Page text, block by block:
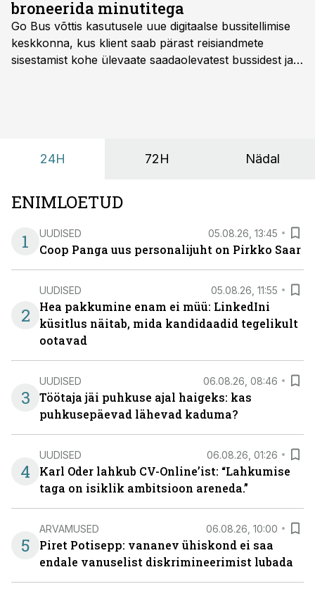
broneerida minutitega
Go Bus võttis kasutusele uue digitaalse bussitellimise
keskkonna, kus klient saab pärast reisiandmete
sisestamist kohe ülevaate saadaolevatest bussidest ja
24H 72H Nädal
ENIMLOETUD
1
UUDISED 05.08.26, 13:45
Coop Panga uus personalijuht on Pirkko Saar
2
UUDISED 05.08.26, 11:55
Hea pakkumine enam ei müü: LinkedIni
küsitlus näitab, mida kandidaadid tegelikult
ootavad
3
UUDISED 06.08.26, 08:46
Töötaja jäi puhkuse ajal haigeks: kas
puhkusepäevad lähevad kaduma?
4
UUDISED 06.08.26, 01:26
Karl Oder lahkub CV-Online’ist: “Lahkumise
taga on isiklik ambitsioon areneda.”
5
ARVAMUSED 06.08.26, 10:00
Piret Potisepp: vananev ühiskond ei saa
endale vanuselist diskrimineerimist lubada